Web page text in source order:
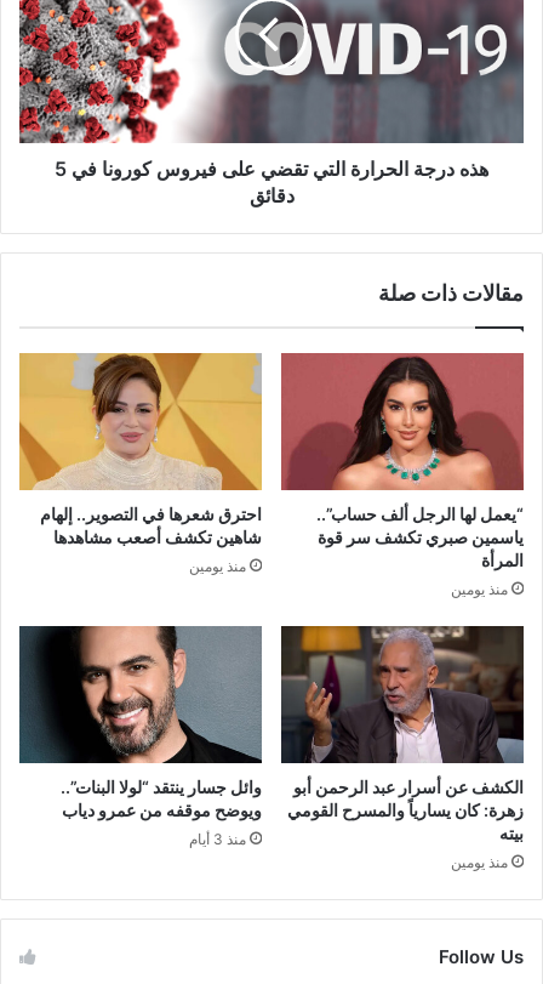
تقضي
على
في
هذه درجة الحرارة التي تقضي على فيروس كورونا في 5
دقائق
مقالات ذات صلة
“يعمل لها الرجل ألف حساب”..
ياسمين صبري تكشف سر قوة
المرأة
منذ يومين
احترق شعرها في التصوير.. إلهام
شاهين تكشف أصعب مشاهدها
منذ يومين
الكشف عن أسرار عبد الرحمن أبو
زهرة: كان يسارياً والمسرح القومي
بيته
منذ يومين
وائل جسار ينتقد “لولا البنات”..
ويوضح موقفه من عمرو دياب
منذ 3 أيام
Follow Us